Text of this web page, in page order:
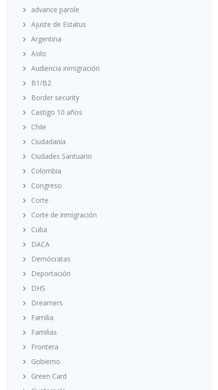
advance parole
Ajuste de Estatus
Argentina
Asilo
Audiencia inmigración
B1/B2
Border security
Castigo 10 años
Chile
Ciudadanía
Ciudades Santuario
Colombia
Congreso
Corte
Corte de inmigración
Cuba
DACA
Demócratas
Deportación
DHS
Dreamers
Familia
Familias
Frontera
Gobierno
Green Card